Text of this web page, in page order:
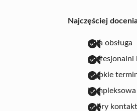
Najczęściej
miła obsługa
profesjonalni
szybkie
dobry